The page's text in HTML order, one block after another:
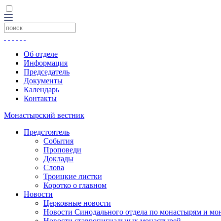
Об отделе
Информация
Председатель
Документы
Календарь
Контакты
Монастырский вестник
Предстоятель
События
Проповеди
Доклады
Слова
Троицкие листки
Коротко о главном
Новости
Церковные новости
Новости Синодального отдела по монастырям и